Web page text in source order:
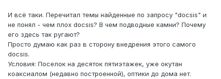
И всё таки. Перечитал темы найденные по запросу "docsis" и
не понял - чем плох docsis? В чем подводные камни? Почему
его здесь так ругают?
Просто думаю как раз в сторону внедрения этого самого
docsis.
Условия: Поселок на десяток пятиэтажек, уже окутан
коаксиалом (недавно построенной), оптики до дома нет.